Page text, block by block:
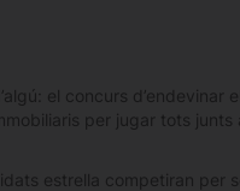
el concurs d’endevinar
per jugar tots
estrella competiran per